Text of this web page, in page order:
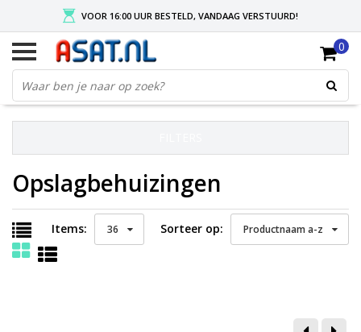
VOOR 16:00 UUR BESTELD, VANDAAG VERSTUURD!
GRATIS VERZENDING NA MIN. ORDER VAN € 50,-
KIES EENVOUDIG UW AFHAALLOCATIE
0
Opslagbehuizingen
Sorteer op: Productnaam a-z
Items: 36